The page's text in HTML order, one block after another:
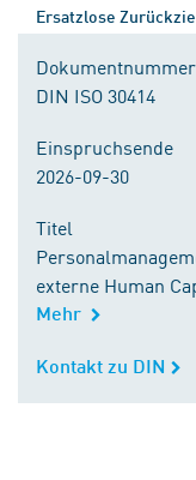
Ersatzlose
Dokumentnummer
DIN ISO 30414
Einspruchsende
2026-09-30
Titel
externe Human
Mehr
Kontakt zu DIN